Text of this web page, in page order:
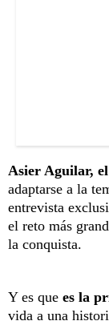
Asier Aguilar,
adaptarse a la
entrevista
el reto más
la conquista.
Y es que es la
vida a una